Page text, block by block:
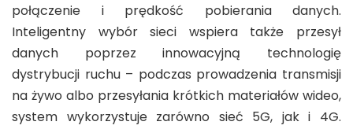
połączenie i prędkość pobierania danych.
Inteligentny wybór sieci wspiera także przesył
danych poprzez innowacyjną technologię
dystrybucji ruchu – podczas prowadzenia transmisji
na żywo albo przesyłania krótkich materiałów wideo,
system wykorzystuje zarówno sieć 5G, jak i 4G.